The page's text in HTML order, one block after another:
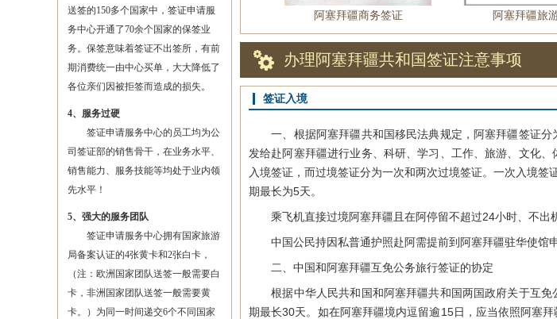
送签的150多个国家中，签证申请服
务中心开通了70余个国家的保签业
务。保签意味着签证不出签所，有前
期消费统一由中心买单，大大降低了
各位亲们因被拒签而造成的损失。
4、服务过硬
签证申请服务中心的员工均为公
司签证部的销售骨干，在业务水平、
销售能力、服务技能等均处于业内领
先水平！
5、强大的服务团队
签证申请服务中心拥有国家旅游
局备案认证的4张黄卡和2张白卡，
（注：欧洲国家团队送签一般需要白
卡，非洲国家团队送签一般需要黄
卡。）为同一时间递交6个不同国家
阿塞拜疆商务签证 阿塞拜疆旅
办理阿塞拜疆共和国签证注意事项
签证入境
一、根据阿塞拜疆共和国移民法典规定，阿塞拜疆签证分
发给赴阿塞拜疆进行业务、科研、学习、工作、旅游、文化
入境签证，而过境签证分为一次和两次过境签证。一次入境
期最长为5天。
乘飞机直接过境阿塞拜疆且在阿停留不超过24小时、不出
中国公民持因私普通护照赴阿需提前到阿塞拜疆驻华使馆
二、中国和阿塞拜疆互免公务旅行签证的协定
根据中华人民共和国和阿塞拜疆共和国两国政府关于互免
期最长30天。如在阿塞拜疆境内逗留逾15日，应当依照阿塞